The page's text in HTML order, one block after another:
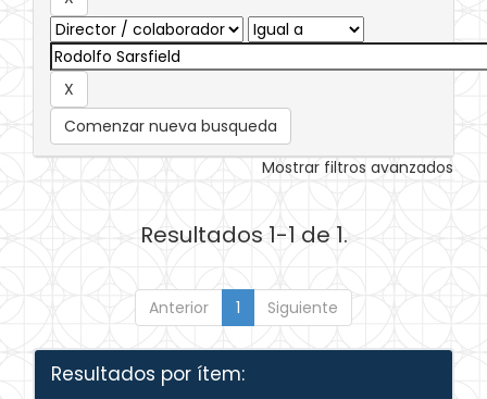
Comenzar nueva busqueda
Mostrar filtros avanzados
Resultados 1-1 de 1.
Anterior 1 Siguiente
Resultados por ítem: